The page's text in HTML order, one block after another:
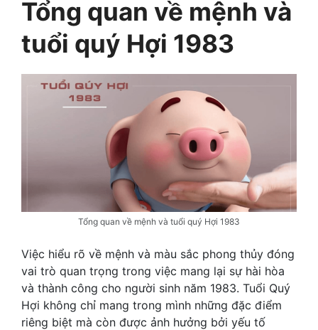
Tổng quan về mệnh và
tuổi quý Hợi 1983
Tổng quan về mệnh và tuổi quý Hợi 1983
Việc hiểu rõ về mệnh và màu sắc phong thủy đóng
vai trò quan trọng trong việc mang lại sự hài hòa
và thành công cho người sinh năm 1983. Tuổi Quý
Hợi không chỉ mang trong mình những đặc điểm
riêng biệt mà còn được ảnh hưởng bởi yếu tố